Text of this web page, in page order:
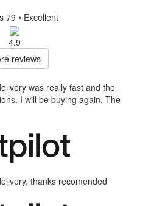
79 • Excellent
4.9
reviews
was really fast and the
I will be buying again. The
thanks recomended